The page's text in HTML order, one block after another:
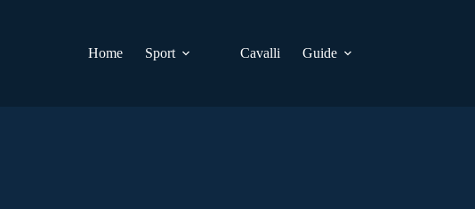
Home
Sport Cavalli Guide